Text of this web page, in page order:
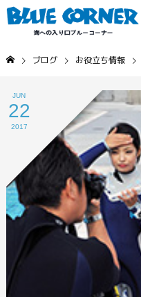
ブログ お役立ち情報
JUN
22
2017